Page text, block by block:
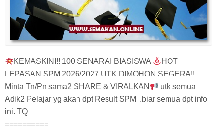
KEMASKINI!! 100 SENARAI BIASISWA
HOT
LEPASAN SPM 2026/2027 UTK DIMOHON SEGERA!! ..
Minta Tn/Pn sama2 SHARE & VIRALKAN
utk semua
Adik2 Pelajar yg akan dpt Result SPM ..biar semua dpt info
ini. TQ
==========